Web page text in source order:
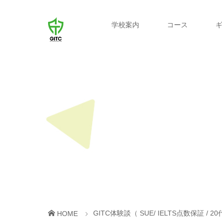
学校案内 コース
HOME GITC体験談（ SUE/ IELTS点数保証 / 20